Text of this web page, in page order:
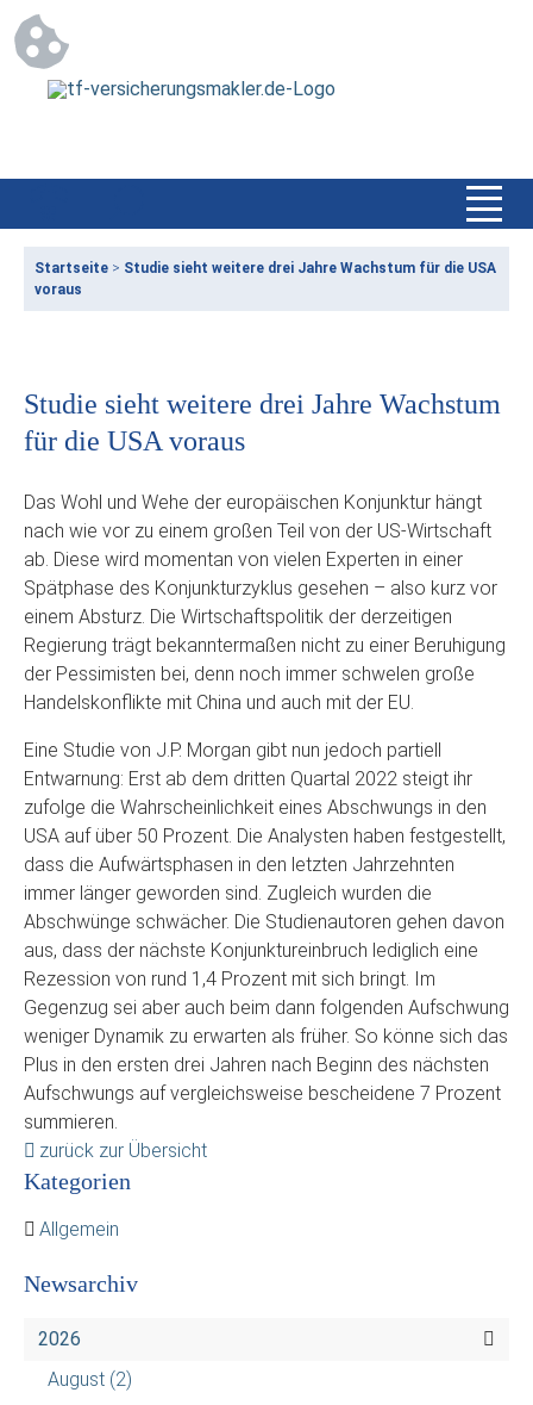
Startseite > Studie sieht weitere drei Jahre Wachstum für die USA
voraus
Studie sieht weitere drei Jahre Wachstum
für die USA voraus
Das Wohl und Wehe der europäischen Konjunktur hängt
nach wie vor zu einem großen Teil von der US-Wirtschaft
ab. Diese wird momentan von vielen Experten in einer
Spätphase des Konjunkturzyklus gesehen – also kurz vor
einem Absturz. Die Wirtschaftspolitik der derzeitigen
Regierung trägt bekanntermaßen nicht zu einer Beruhigung
der Pessimisten bei, denn noch immer schwelen große
Handelskonflikte mit China und auch mit der EU.
Eine Studie von J.P. Morgan gibt nun jedoch partiell
Entwarnung: Erst ab dem dritten Quartal 2022 steigt ihr
zufolge die Wahrscheinlichkeit eines Abschwungs in den
USA auf über 50 Prozent. Die Analysten haben festgestellt,
dass die Aufwärtsphasen in den letzten Jahrzehnten
immer länger geworden sind. Zugleich wurden die
Abschwünge schwächer. Die Studienautoren gehen davon
aus, dass der nächste Konjunktureinbruch lediglich eine
Rezession von rund 1,4 Prozent mit sich bringt. Im
Gegenzug sei aber auch beim dann folgenden Aufschwung
weniger Dynamik zu erwarten als früher. So könne sich das
Plus in den ersten drei Jahren nach Beginn des nächsten
Aufschwungs auf vergleichsweise bescheidene 7 Prozent
summieren.
zurück zur Übersicht
Kategorien
Allgemein
Newsarchiv
2026
August (2)